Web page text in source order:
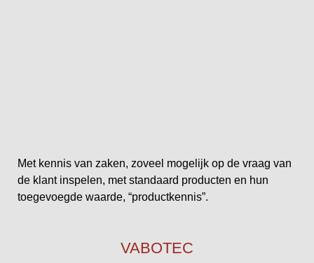
Met kennis van zaken, zoveel mogelijk op de vraag van
de klant inspelen, met standaard producten en hun
toegevoegde waarde, “productkennis”.
VABOTEC